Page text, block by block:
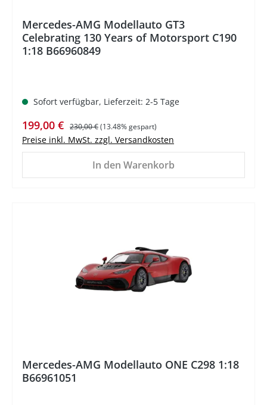
Mercedes-AMG Modellauto GT3
Celebrating 130 Years of Motorsport C190
1:18 B66960849
Sofort verfügbar, Lieferzeit: 2-5 Tage
Verkaufspreis:
199,00 € Regulärer Preis:
230,00 €(13.48% gespart)
Preise inkl. MwSt. zzgl. Versandkosten
In den Warenkorb
Mercedes-AMG Modellauto ONE C298 1:18
B66961051